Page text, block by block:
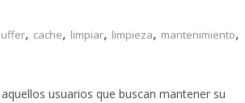
, cache, limpiar, limpieza, mantenimiento,
usuarios que buscan mantener su